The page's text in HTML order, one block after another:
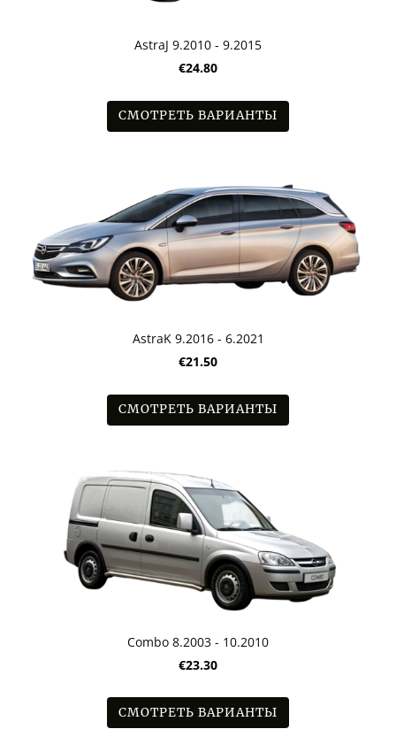
AstraJ 9.2010 - 9.2015
€24.80
СМОТРЕТЬ ВАРИАНТЫ
AstraK 9.2016 - 6.2021
€21.50
СМОТРЕТЬ ВАРИАНТЫ
Combo 8.2003 - 10.2010
€23.30
СМОТРЕТЬ ВАРИАНТЫ